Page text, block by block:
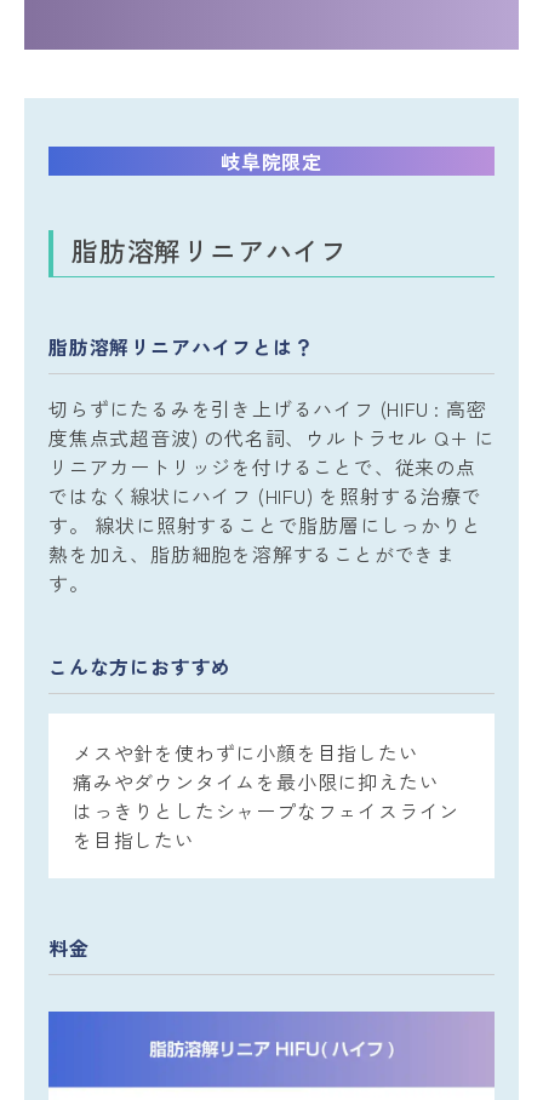
岐阜院限定
脂肪溶解リニアハイフ
脂肪溶解リニアハイフとは？
切らずにたるみを引き上げるハイフ (HIFU : 高密
度焦点式超音波) の代名詞、ウルトラセル Q+ に
リニアカートリッジを付けることで、従来の点
ではなく線状にハイフ (HIFU) を照射する治療で
す。 線状に照射することで脂肪層にしっかりと
熱を加え、脂肪細胞を溶解することができま
す。
こんな方におすすめ
メスや針を使わずに小顔を目指したい
痛みやダウンタイムを最小限に抑えたい
はっきりとしたシャープなフェイスライン
を目指したい
料金